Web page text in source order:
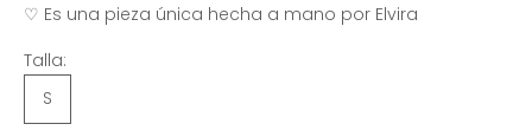
♡ Es una pieza única hecha a mano por Elvira
Talla:
S